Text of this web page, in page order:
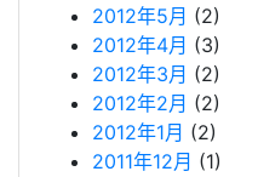
2012年5月 (2)
2012年4月 (3)
2012年3月 (2)
2012年2月 (2)
2012年1月 (2)
2011年12月 (1)